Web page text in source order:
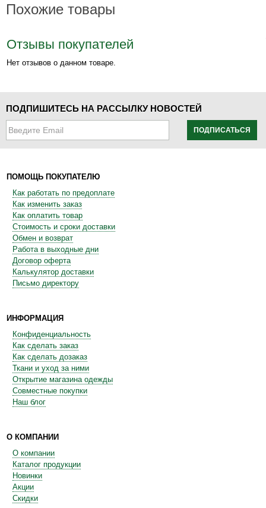
Похожие товары
Отзывы покупателей
Нет отзывов о данном товаре.
ПОДПИШИТЕСЬ НА РАССЫЛКУ НОВОСТЕЙ
ПОДПИСАТЬСЯ
ПОМОЩЬ ПОКУПАТЕЛЮ
Как работать по предоплате
Как изменить заказ
Как оплатить товар
Стоимость и сроки доставки
Обмен и возврат
Работа в выходные дни
Договор оферта
Калькулятор доставки
Письмо директору
ИНФОРМАЦИЯ
Конфиденциальность
Как сделать заказ
Как сделать дозаказ
Ткани и уход за ними
Открытие магазина одежды
Совместные покупки
Наш блог
О КОМПАНИИ
О компании
Каталог продукции
Новинки
Акции
Скидки